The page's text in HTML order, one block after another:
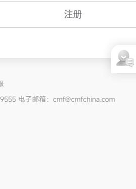
注册
电子邮箱：cmf@cmfchina.com